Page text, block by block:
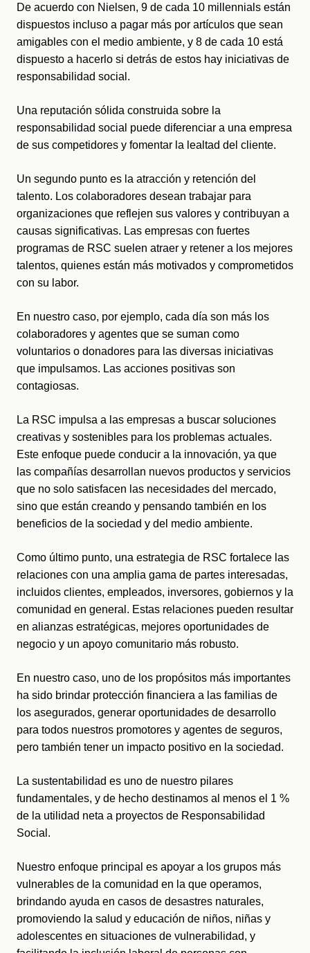
De acuerdo con Nielsen, 9 de cada 10 millennials están
dispuestos incluso a pagar más por artículos que sean
amigables con el medio ambiente, y 8 de cada 10 está
dispuesto a hacerlo si detrás de estos hay iniciativas de
responsabilidad social.
Una reputación sólida construida sobre la
responsabilidad social puede diferenciar a una empresa
de sus competidores y fomentar la lealtad del cliente.
Un segundo punto es la atracción y retención del
talento. Los colaboradores desean trabajar para
organizaciones que reflejen sus valores y contribuyan a
causas significativas. Las empresas con fuertes
programas de RSC suelen atraer y retener a los mejores
talentos, quienes están más motivados y comprometidos
con su labor.
En nuestro caso, por ejemplo, cada día son más los
colaboradores y agentes que se suman como
voluntarios o donadores para las diversas iniciativas
que impulsamos. Las acciones positivas son
contagiosas.
La RSC impulsa a las empresas a buscar soluciones
creativas y sostenibles para los problemas actuales.
Este enfoque puede conducir a la innovación, ya que
las compañías desarrollan nuevos productos y servicios
que no solo satisfacen las necesidades del mercado,
sino que están creando y pensando también en los
beneficios de la sociedad y del medio ambiente.
Como último punto, una estrategia de RSC fortalece las
relaciones con una amplia gama de partes interesadas,
incluidos clientes, empleados, inversores, gobiernos y la
comunidad en general. Estas relaciones pueden resultar
en alianzas estratégicas, mejores oportunidades de
negocio y un apoyo comunitario más robusto.
En nuestro caso, uno de los propósitos más importantes
ha sido brindar protección financiera a las familias de
los asegurados, generar oportunidades de desarrollo
para todos nuestros promotores y agentes de seguros,
pero también tener un impacto positivo en la sociedad.
La sustentabilidad es uno de nuestro pilares
fundamentales, y de hecho destinamos al menos el 1 %
de la utilidad neta a proyectos de Responsabilidad
Social.
Nuestro enfoque principal es apoyar a los grupos más
vulnerables de la comunidad en la que operamos,
brindando ayuda en casos de desastres naturales,
promoviendo la salud y educación de niños, niñas y
adolescentes en situaciones de vulnerabilidad, y